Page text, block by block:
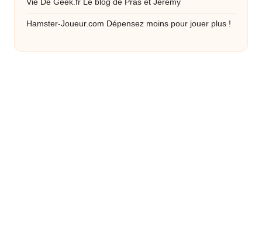
Vie De Geek.fr Le blog de Pras et Jeremy
Hamster-Joueur.com Dépensez moins pour jouer plus !